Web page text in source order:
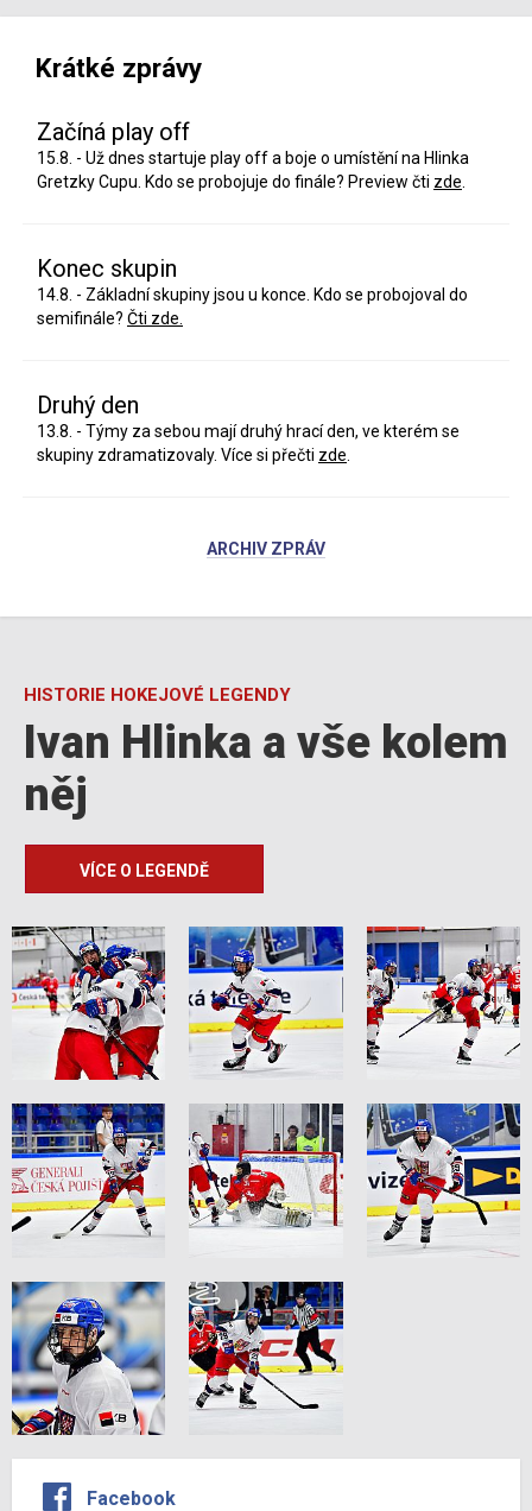
Krátké zprávy
Začíná play off
15.8. - Už dnes startuje play off a boje o umístění na Hlinka
Gretzky Cupu. Kdo se probojuje do finále? Preview čti zde
Konec skupin
14.8. - Základní skupiny jsou u konce. Kdo se probojoval do
semifinále? Čti zde.
Druhý den
13.8. - Týmy za sebou mají druhý hrací den, ve kterém se
skupiny zdramatizovaly. Více si přečti zde
ARCHIV ZPRÁV
HISTORIE HOKEJOVÉ LEGENDY
Ivan Hlinka a vše kolem
něj
VÍCE O LEGENDĚ
Facebook